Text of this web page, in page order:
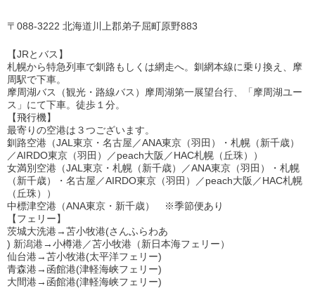
〒088-3222 北海道川上郡弟子屈町原野883
【JRとバス】
札幌から特急列車で釧路もしくは網走へ。釧網本線に乗り換え、摩
周駅で下車。
摩周湖バス（観光・路線バス）摩周湖第一展望台行、「摩周湖ユー
ス」にて下車。徒歩１分。
【飛行機】
最寄りの空港は３つございます。
釧路空港（JAL東京・名古屋／ANA東京（羽田）・札幌（新千歳）
／AIRDO東京（羽田）／peach大阪／HAC札幌（丘珠））
女満別空港（JAL東京・札幌（新千歳）／ANA東京（羽田）・札幌
（新千歳）・名古屋／AIRDO東京（羽田）／peach大阪／HAC札幌
（丘珠））
中標津空港（ANA東京・新千歳） ※季節便あり
【フェリー】
茨城大洗港→苫小牧港(さんふらわあ
) 新潟港→小樽港／苫小牧港（新日本海フェリー）
仙台港→苫小牧港(太平洋フェリー)
青森港→函館港(津軽海峡フェリー)
大間港→函館港(津軽海峡フェリー)